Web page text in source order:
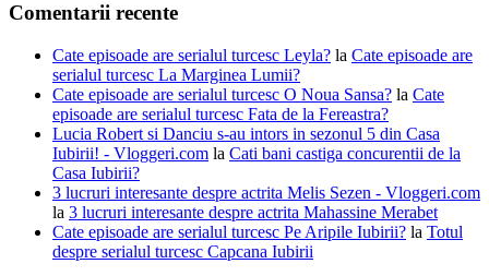
Comentarii recente
Cate episoade are serialul turcesc Leyla? la Cate episoade are
serialul turcesc La Marginea Lumii?
Cate episoade are serialul turcesc O Noua Sansa? la Cate
episoade are serialul turcesc Fata de la Fereastra?
Lucia Robert si Danciu s-au intors in sezonul 5 din Casa
Iubirii! - Vloggeri.com la Cati bani castiga concurentii de la
Casa Iubirii?
3 lucruri interesante despre actrita Melis Sezen - Vloggeri.com
la 3 lucruri interesante despre actrita Mahassine Merabet
Cate episoade are serialul turcesc Pe Aripile Iubirii? la Totul
despre serialul turcesc Capcana Iubirii